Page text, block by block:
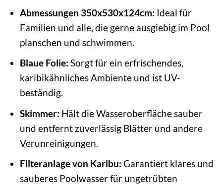
Abmessungen 350x530x124cm: Ideal für
Familien und alle, die gerne ausgiebig im Pool
planschen und schwimmen.
Blaue Folie: Sorgt für ein erfrischendes,
karibikähnliches Ambiente und ist UV-
beständig.
Skimmer: Hält die Wasseroberfläche sauber
und entfernt zuverlässig Blätter und andere
Verunreinigungen.
Filteranlage von Karibu: Garantiert klares und
sauberes Poolwasser für ungetrübten